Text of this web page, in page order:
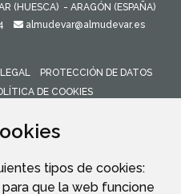
tipos de cookies:
que la web funcione
(HUESCA) - ARAGÓN (ESPAÑA)
almudevar@almudevar.es
PROTECCIÓN DE DATOS
DE COOKIES